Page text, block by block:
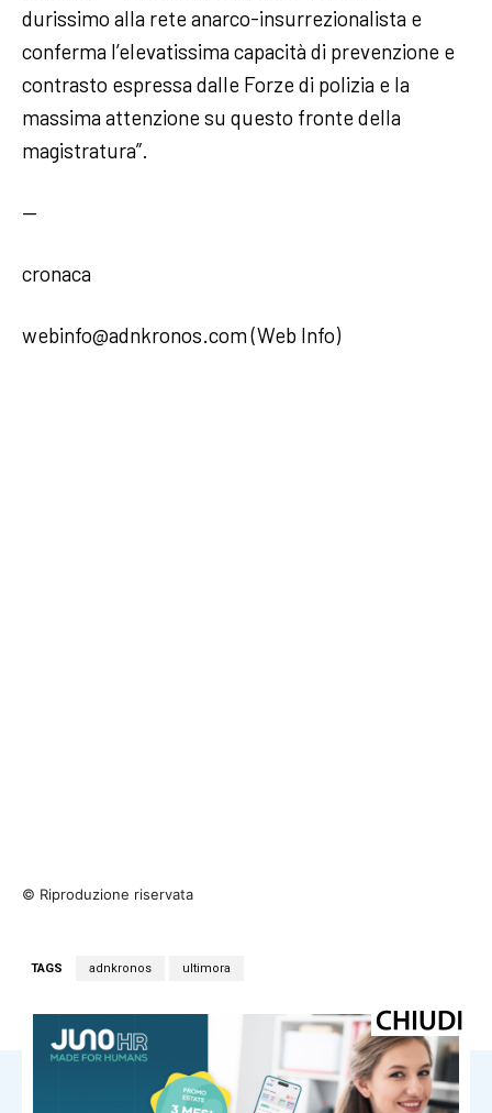
durissimo alla rete anarco-insurrezionalista e
conferma l’elevatissima capacità di prevenzione e
contrasto espressa dalle Forze di polizia e la
massima attenzione su questo fronte della
magistratura”.
—
cronaca
webinfo@adnkronos.com (Web Info)
© Riproduzione riservata
TAGS adnkronos ultimora
NOTIZIE CORRELATE